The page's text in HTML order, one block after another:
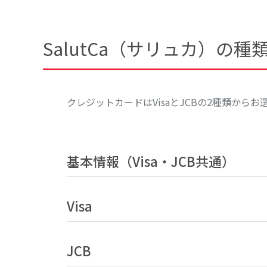
SalutCa（サリュカ）の種
クレジットカードはVisaとJCBの2種類からお
基本情報（Visa・JCB共通）
Visa
JCB